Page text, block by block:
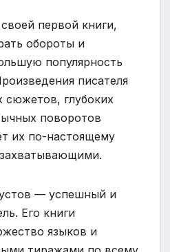
первой книги,
обороты и
популярность
писателя
глубоких
поворотов
их по-настоящему
— успешный и
Его книги
языков и